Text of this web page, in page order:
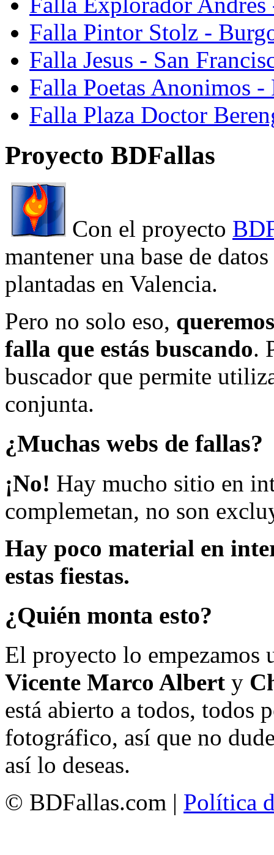
Falla Pintor Stolz -
Falla Jesus - San
Falla Poetas Anonimos
Falla Plaza Doctor
Proyecto BDFallas
Con el proyecto
mantener una base de
plantadas en Valencia.
Pero no solo eso,
falla que estás buscando.
buscador que permite
conjunta.
¿Muchas webs de fallas?
¡No! Hay mucho sitio en
complemetan, no son
Hay poco material en
estas fiestas.
¿Quién monta esto?
El proyecto lo empezamos
Vicente Marco Albert y
está abierto a todos, todos
fotográfico, así que no
así lo deseas.
© BDFallas.com | Política